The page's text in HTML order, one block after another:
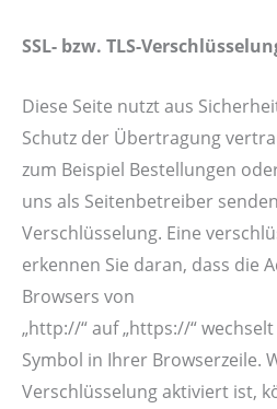
SSL- bzw. TLS-
Diese Seite nutzt aus
Schutz der Übertragung
zum Beispiel Bestellungen
uns als Seitenbetreiber
Verschlüsselung. Eine
erkennen Sie daran, dass die
Browsers von
„http://“ auf „https://“
Symbol in Ihrer Browserzeile.
Verschlüsselung aktiviert ist,